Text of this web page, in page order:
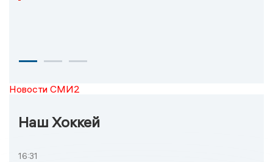
Новости СМИ2
Наш Хоккей
16:31